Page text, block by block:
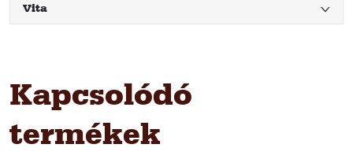
Vita
Kapcsolódó
termékek